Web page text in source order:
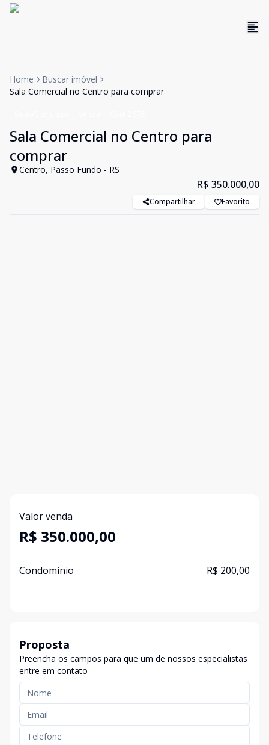
Home
Buscar imóvel
Sala Comercial no Centro para comprar
Sala Comercial no Centro para
comprar
Centro, Passo Fundo - RS
R$ 350.000,00
Compartilhar Favorito
Valor venda
R$ 350.000,00
Condomínio R$ 200,00
Proposta
Preencha os campos para que um de nossos especialistas
entre em contato